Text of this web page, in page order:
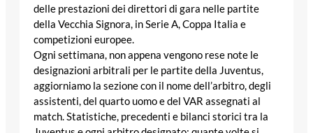
delle prestazioni dei direttori di gara nelle partite
della Vecchia Signora, in Serie A, Coppa Italia e
competizioni europee.
Ogni settimana, non appena vengono rese note le
designazioni arbitrali per le partite della Juventus,
aggiorniamo la sezione con il nome dell’arbitro, degli
assistenti, del quarto uomo e del VAR assegnati al
match. Statistiche, precedenti e bilanci storici tra la